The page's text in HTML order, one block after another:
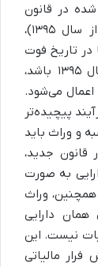
شده در قانون
مالیات‌های مستقیم (مصوب ۱۳۹۴ و اجرایی از سال ۱۳۹۵)،
تاریخ فوت
متوفی نهفته است؛ اگر تاریخ فوت قبل از سال ۱۳۹۵ باشد،
اعمال می‌شود.
پیچیده‌تر
و وراث باید
قانون جدید،
به صورت
وراث
همان دارایی
نیست. این
مالیاتی